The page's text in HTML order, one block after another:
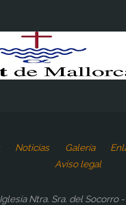
Noticias Galería
Aviso legal
Ntra. Sra. del Socorro